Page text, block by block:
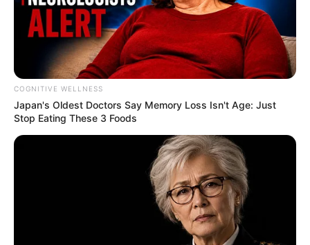
COGNITIVE WELLNESS
Japan's Oldest Doctors Say Me​mory Lo​ss Isn't Age: Just
Stop Eating These 3 Foods